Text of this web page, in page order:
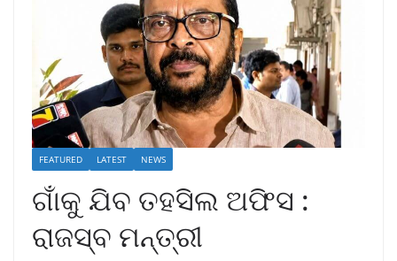
FEATURED LATEST NEWS
ଗାଁକୁ ଯିବ ତହସିଲ ଅଫିସ :
ରାଜସ୍ବ ମନ୍ତ୍ରୀ